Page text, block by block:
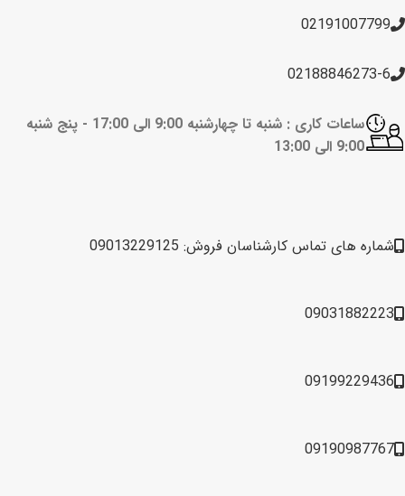
02191007799
02188846273-6
ساعات کاری : شنبه تا چهارشنبه 9:00 الی 17:00 -
پنج شنبه
9:00 الی 13:00
شماره های تماس کارشناسان فروش: 09013229125
09031882223
09199229436
09190987767